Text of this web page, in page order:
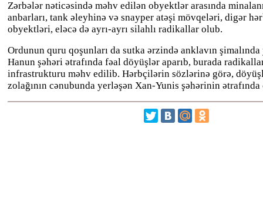
Zərbələr nəticəsində məhv edilən obyektlər arasında
anbarları, tank əleyhinə və snayper atəşi mövqeləri, digər
obyektləri, eləcə də ayrı-ayrı silahlı radikallar olub.
Ordunun quru qoşunları da sutka ərzində anklavın
Hanun şəhəri ətrafında fəal döyüşlər aparıb, burada
infrastrukturu məhv edilib. Hərbçilərin sözlərinə görə,
zolağının cənubunda yerləşən Xan-Yunis şəhərinin